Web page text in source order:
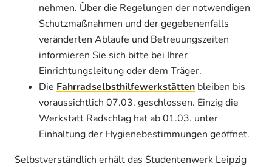
nehmen. Über die Regelungen der notwendigen
Schutzmaßnahmen und der gegebenenfalls
veränderten Abläufe und Betreuungszeiten
informieren Sie sich bitte bei Ihrer
Einrichtungsleitung oder dem Träger.
Die Fahrradselbsthilfewerkstätten bleiben bis
voraussichtlich 07.03. geschlossen. Einzig die
Werkstatt Radschlag hat ab 01.03. unter
Einhaltung der Hygienebestimmungen geöffnet.
Selbstverständlich erhält das Studentenwerk Leipzig